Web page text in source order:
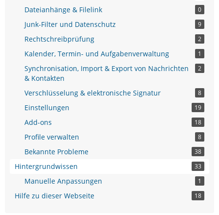
Dateianhänge & Filelink 0
Junk-Filter und Datenschutz 9
Rechtschreibprüfung 2
Kalender, Termin- und Aufgabenverwaltung 1
Synchronisation, Import & Export von Nachrichten
& Kontakten
2
Verschlüsselung & elektronische Signatur 8
Einstellungen 19
Add-ons 18
Profile verwalten 8
Bekannte Probleme 38
Hintergrundwissen 33
Manuelle Anpassungen 1
Hilfe zu dieser Webseite 18